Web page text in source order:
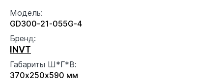
Модель:
GD300-21-055G-4
Бренд:
INVT
Габариты Ш*Г*В:
370х250х590 мм